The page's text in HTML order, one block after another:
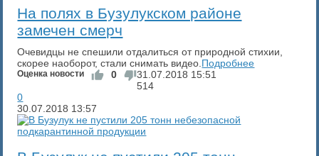
На полях в Бузулукском районе
замечен смерч
Очевидцы не спешили отдалиться от природной стихии,
скорее наоборот, стали снимать видео. Подробнее
Оценка новости 0 31.07.2018 15:51
514
0
30.07.2018 13:57